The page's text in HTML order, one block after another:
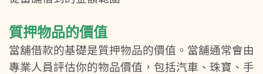
質押物品的價值
當舖借款的基礎是質押物品的價值。當舖通常會由
專業人員評估你的物品價值，包括汽車、珠寶、手